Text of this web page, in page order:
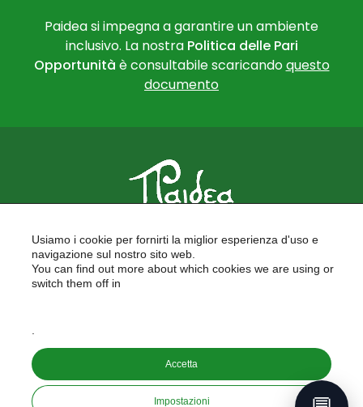
Paidea si impegna a garantire un ambiente
inclusivo. La nostra Politica delle Pari
Opportunità è consultabile scaricandoquesto
documento
FORMAZIONE PER LE SCUOLE
FORMAZIONE PROFESSIONALE
PROGETTI EUROPEI
Copyright © 2026
Riproduzione Vietata
Usiamo i cookie per fornirti la miglior esperienza d'uso e
navigazione sul nostro sito web.
You can find out more about which cookies we are using or
switch them off in
Accetta
Impostazioni